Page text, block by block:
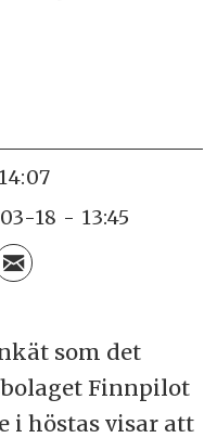
18 - 13:45
som det
Finnpilot
i höstas visar att